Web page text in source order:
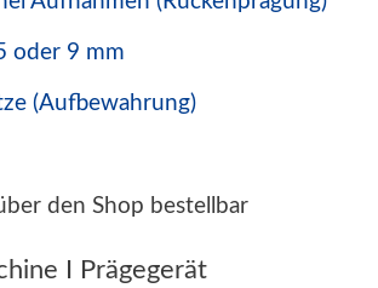
oder 9 mm
(Aufbewahrung)
den Shop bestellbar
I Prägegerät